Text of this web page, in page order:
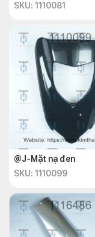
SKU: 1110081
@J-Mặt nạ đen
SKU: 1110099